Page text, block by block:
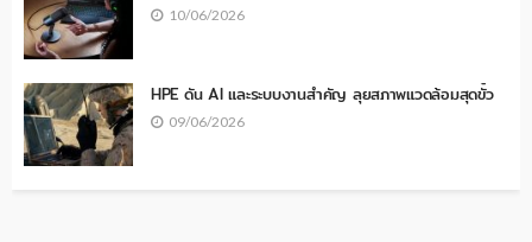
10/06/2026
HPE ดัน AI และระบบงานสำคัญ ลุยสภาพแวดล้อมสุดขั้ว
09/06/2026